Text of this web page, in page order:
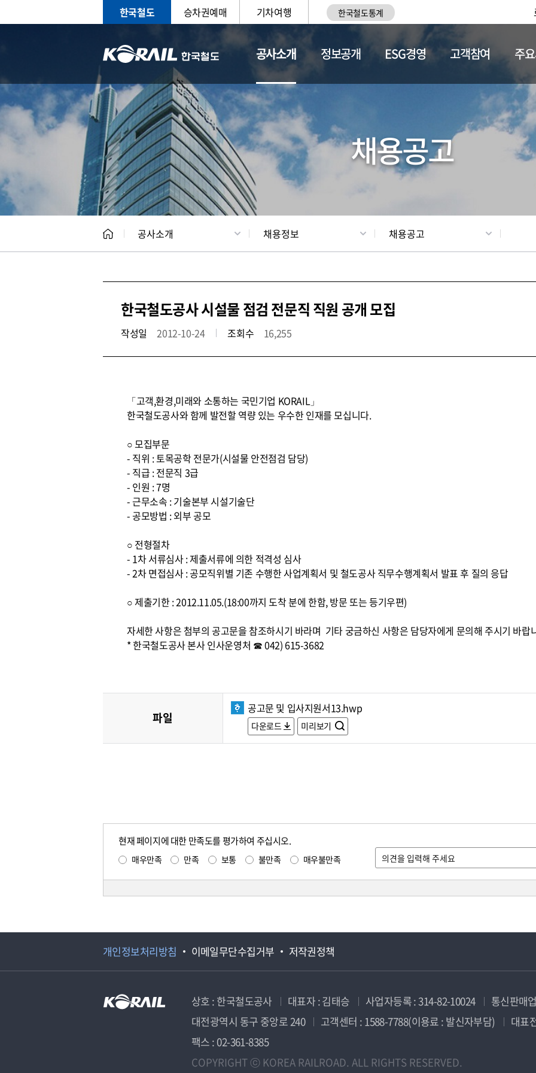
한국철도 승차권예매 기차여행 한국철도통계
공사소개
CEO 일반현황 채용정보
정보공개 ESG경영 고객참여 주
채용공고
공사소개 채용정보 채용공고
한국철도공사 시설물 점검 전문직 직원 공개 모집
작성일 2012-10-24 조회수 16,255
「고객,환경,미래와 소통하는 국민기업 KORAIL」
한국철도공사와 함께 발전할 역량 있는 우수한 인재를 모십니다.
○ 모집부문
- 직위 : 토목공학 전문가(시설물 안전점검 담당)
- 직급 : 전문직 3급
- 인원 : 7명
- 근무소속 : 기술본부 시설기술단
- 공모방법 : 외부 공모
○ 전형절차
- 1차 서류심사 : 제출서류에 의한 적격성 심사
- 2차 면접심사 : 공모직위별 기존 수행한 사업계획서 및 철도공사 직무수행계획서 발표 후 질의 응답
○ 제출기한 : 2012.11.05.(18:00까지 도착 분에 한함, 방문 또는 등기우편)
자세한 사항은 첨부의 공고문을 참조하시기 바라며 기타 궁금하신 사항은 담당자에게 문의해 주시기 바랍
* 한국철도공사 본사 인사운영처 ☎ 042) 615-3682
파일
공고문 및 입사지원서13.hwp
다운로드 미리보기
현재 페이지에 대한 만족도를 평가하여 주십시오.
매우만족 만족 보통 불만족 매우불만족
개인정보처리방침 이메일무단수집거부 저작권정책
상호 : 한국철도공사 대표자 : 김태승 사업자등록 : 314-82-10024
통신판매
대전광역시 동구 중앙로 240
고객센터 : 1588-7788(이용료 : 발신자부담)
대표
팩스 : 02-361-8385
COPYRIGHT ⓒ KOREA RAILROAD. ALL RIGHTS RESERVED.